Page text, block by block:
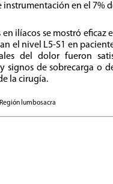
en el 7%
ilíacos se mostró
el nivel L5-S1 en
del dolor fueron
de sobrecarga o
la cirugía.
lumbosacra